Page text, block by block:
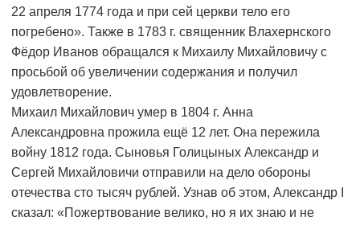
22 апреля 1774 года и при сей церкви тело его
погребено». Также в 1783 г. священник Влахернского
Фёдор Иванов обращался к Михаилу Михайловичу с
просьбой об увеличении содержания и получил
удовлетворение.
Михаил Михайлович умер в 1804 г. Анна
Александровна прожила ещё 12 лет. Она пережила
войну 1812 года. Сыновья Голицыных Александр и
Сергей Михайловичи отправили на дело обороны
отечества сто тысяч рублей. Узнав об этом, Александр I
сказал: «Пожертвование велико, но я их знаю и не